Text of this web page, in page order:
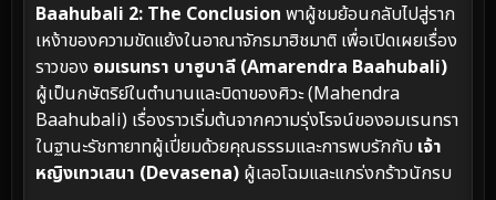
Baahubali 2: The Conclusion พาผู้ชมย้อนกลับไปสู่ราก
เหง้าของความขัดแย้งในอาณาจักรมาฮิชมาติ เพื่อเปิดเผยเรื่อง
ราวของ อมเรนทรา บาฮูบาลี (Amarendra Baahubali)
ผู้เป็นกษัตริย์ในตำนานและบิดาของศิวะ (Mahendra
Baahubali) เรื่องราวเริ่มต้นจากความรุ่งโรจน์ของอมเรนทรา
ในฐานะรัชทายาทผู้เปี่ยมด้วยคุณธรรมและการพบรักกับ เจ้า
หญิงเทวเสนา (Devasena) ผู้เลอโฉมและแกร่งกร้าวนักรบ